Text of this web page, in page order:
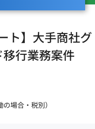
ト】大手商社グ
行業務案件
場合・税別）